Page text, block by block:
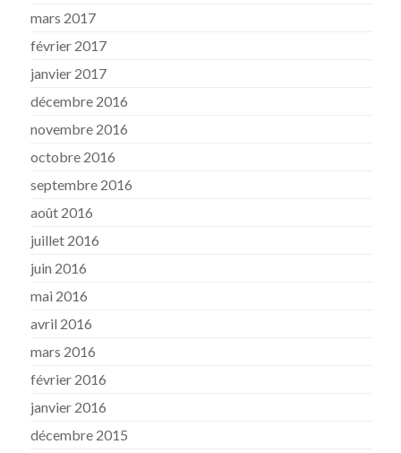
mars 2017
février 2017
janvier 2017
décembre 2016
novembre 2016
octobre 2016
septembre 2016
août 2016
juillet 2016
juin 2016
mai 2016
avril 2016
mars 2016
février 2016
janvier 2016
décembre 2015